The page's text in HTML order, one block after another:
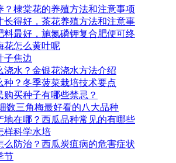
？棣棠花的养殖方法和注意事项
长得好，茶花养殖方法和注意事
料最好，施氮磷钾复合肥便可终
花怎么黄叶呢
子焦边
浇水？金银花浇水方法介绍
种？冬季菠菜栽培技术要点
购买种子有哪些禁忌？
数三角梅最好看的八大品种
地在哪？西瓜品种常见的有哪些
样科学水培
么防治？西瓜炭疽病的危害症状
节